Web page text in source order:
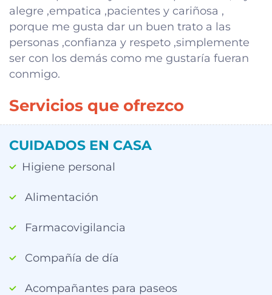
alegre ,empatica ,pacientes y cariñosa ,
porque me gusta dar un buen trato a las
personas ,confianza y respeto ,simplemente
ser con los demás como me gustaría fueran
conmigo.
Servicios que ofrezco
CUIDADOS EN CASA
Higiene personal
Alimentación
Farmacovigilancia
Compañía de día
Acompañantes para paseos